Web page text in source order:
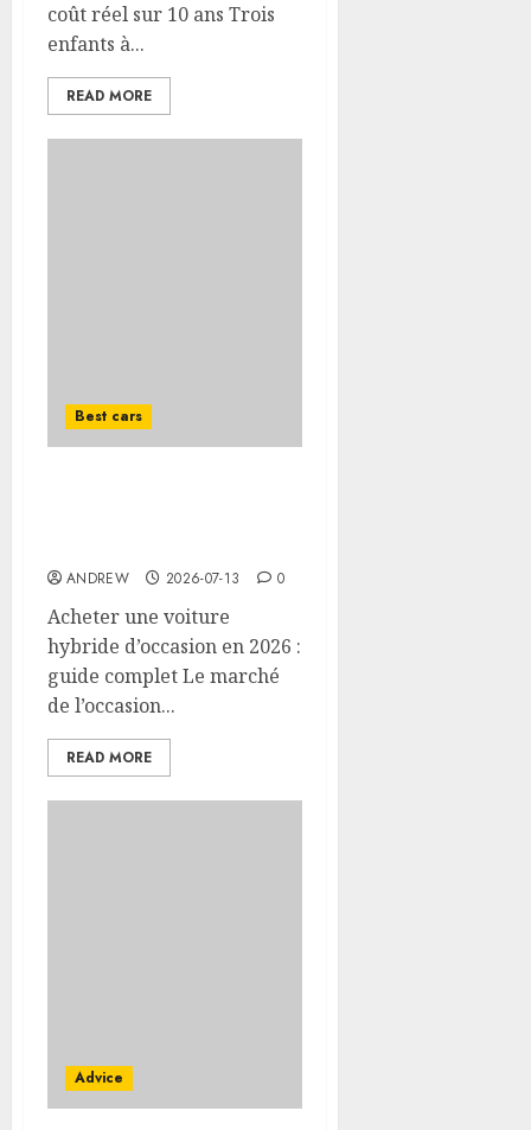
coût réel sur 10 ans Trois
enfants à...
READ MORE
Best cars
ANDREW 2026-07-13 0
Acheter une voiture
hybride d’occasion en 2026 :
guide complet Le marché
de l’occasion...
READ MORE
Advice